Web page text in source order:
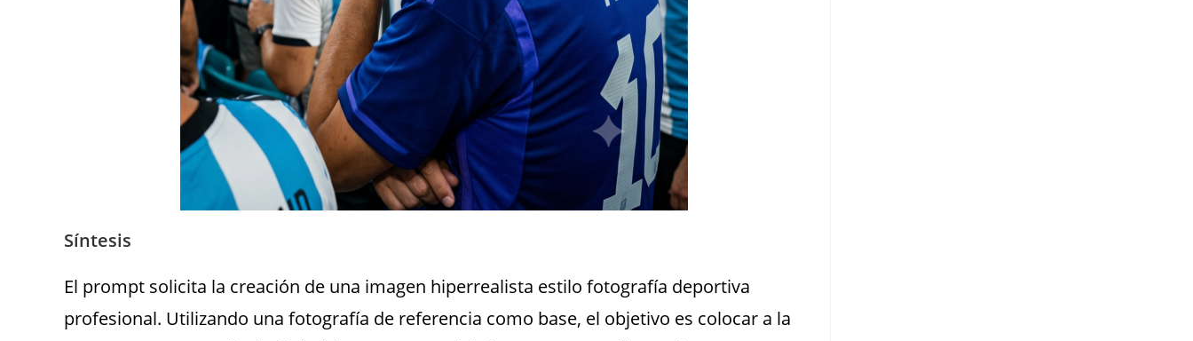
Síntesis
El prompt solicita la creación de una imagen hiperrealista estilo fotografía deportiva
profesional. Utilizando una fotografía de referencia como base, el objetivo es colocar a la